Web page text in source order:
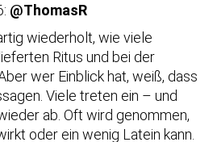
@ThomasR
wiederholt, wie viele
Ritus und bei der
wer Einblick hat, weiß, dass
Viele treten ein – und
ab. Oft wird genommen,
oder ein wenig Latein kann.